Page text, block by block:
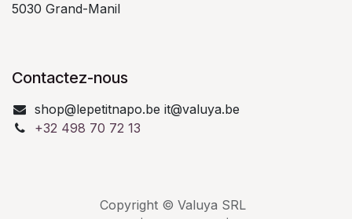
5030 Grand-Manil
Contactez-nous
shop@lepetitnapo.be it@valuya.be
+32 498 70 72 13
Copyright © Valuya SRL